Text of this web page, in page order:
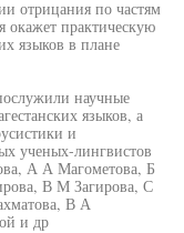
отрицания по частям
окажет практическую
языков в плане
научные
языков, а
и
ученых-лингвистов
А А Магометова, Б
В М Загирова, С
В А
и др